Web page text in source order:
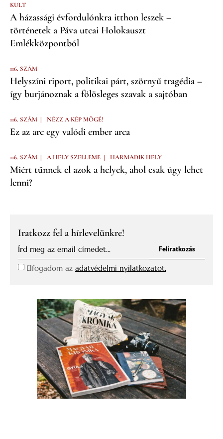
KULT
A házassági évfordulónkra itthon leszek –
történetek a Páva utcai Holokauszt
Emlékközpontból
116. SZÁM
Helyszíni riport, politikai párt, szörnyű tragédia –
így burjánoznak a fölösleges szavak a sajtóban
116. SZÁM | NÉZZ A KÉP MÖGÉ!
Ez az arc egy valódi ember arca
116. SZÁM | A HELY SZELLEME | HARMADIK HELY
Miért tűnnek el azok a helyek, ahol csak úgy lehet
lenni?
Iratkozz fel a hírlevelünkre!
Elfogadom az adatvédelmi nyilatkozatot.
Feliratkozás